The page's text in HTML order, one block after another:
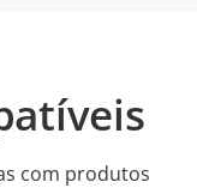
com produtos